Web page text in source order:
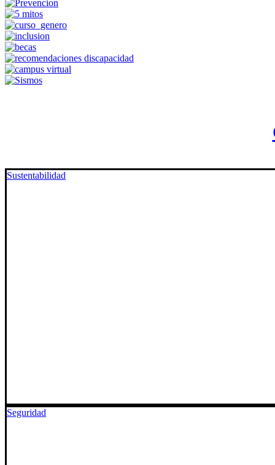
Sustentabilidad
Seguridad